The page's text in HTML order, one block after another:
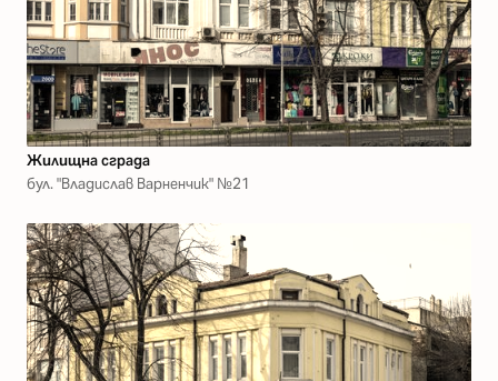
Жилищна сграда
бул. "Владислав Варненчик" №21